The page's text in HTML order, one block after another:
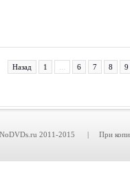
Назад 1 6 7 8 9
2011-2015 | При